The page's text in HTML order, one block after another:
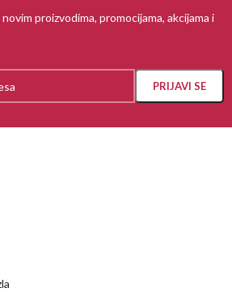
proizvodima, promocijama, akcijama i